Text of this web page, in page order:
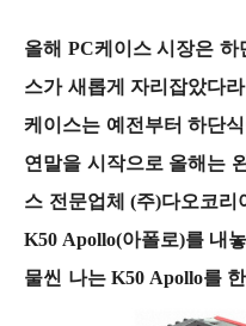
올해 PC케이스 시장은 하
스가 새롭게 자리잡았다
케이스는 예전부터 하단
연말을 시작으로 올해는
스 전문업체 (주)다오코리
K50 Apollo(아폴로)를 내
물씬 나는 K50 Apollo를